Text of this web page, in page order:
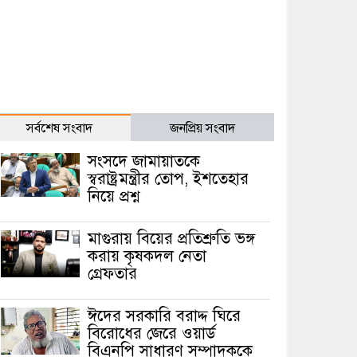
সর্বশেষ সংবাদ জনপ্রিয় সংবাদ
সংসদে জামায়াতকে
স্বরাষ্ট্রমন্ত্রীর তোপ, ইশতেহার
নিয়ে প্রশ্ন
মাগুরায় বিয়ের প্রতিশ্রুতি ভঙ্গ
করায় কৃষকদল নেতা
গ্রেফতার
ঈদের সরকারি বরাদ্দ ঘিরে
বিরোধের জেরে ওয়ার্ড
বিএনপি সাধারণ সম্পাদককে